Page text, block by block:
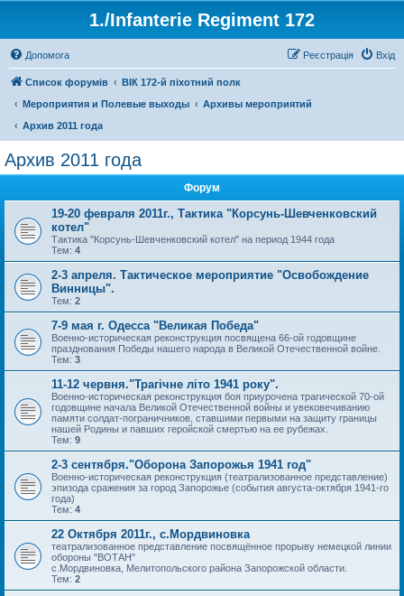
1./Infanterie Regiment 172
Допомога Вхід
Реєстрація
Список форумів
ВІК 172-й піхотний полк
Мероприятия и Полевые выходы
Архивы мероприятий
Архив 2011 года
Архив 2011 года
Форум
19-20 февраля 2011г., Тактика "Корсунь-Шевченковский
котел"
Тактика "Корсунь-Шевченковский котел" на период 1944 года
Тем: 4
2-3 апреля. Тактическое мероприятие "Освобождение
Винницы".
Тем: 2
7-9 мая г. Одесса "Великая Победа"
Военно-историческая реконструкция посвящена 66-ой годовщине
празднования Победы нашего народа в Великой Отечественной войне.
Тем: 3
11-12 червня."Трагічне літо 1941 року".
Военно-историческая реконструкция боя приурочена трагической 70-ой
годовщине начала Великой Отечественной войны и увековечиванию
памяти солдат-пограничников, ставшими первыми на защиту границы
нашей Родины и павших геройской смертью на ее рубежах.
Тем: 9
2-3 сентября."Оборона Запорожья 1941 год"
Военно-историческая реконструкция (театрализованное представление)
эпизода сражения за город Запорожье (события августа-октября 1941-го
года)
Тем: 4
22 Октября 2011г., с.Мордвиновка
театрализованное представление посвящённое прорыву немецкой линии
обороны "ВОТАН"
с.Мордвиновка, Мелитопольского района Запорожской области.
Тем: 2